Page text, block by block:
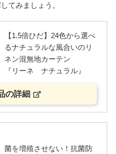
てみましょう。
【1.5倍ひだ】24色から選べ
るナチュラルな風合いのリ
ネン混無地カーテン
『リーネ ナチュラル』
の詳細
菌を増殖させない！抗菌防